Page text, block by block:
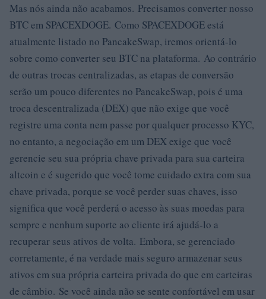
Mas nós ainda não acabamos. Precisamos converter nosso
BTC em SPACEXDOGE. Como SPACEXDOGE está
atualmente listado no PancakeSwap, iremos orientá-lo
sobre como converter seu BTC na plataforma. Ao contrário
de outras trocas centralizadas, as etapas de conversão
serão um pouco diferentes no PancakeSwap, pois é uma
troca descentralizada (DEX) que não exige que você
registre uma conta nem passe por qualquer processo KYC,
no entanto, a negociação em um DEX exige que você
gerencie seu sua própria chave privada para sua carteira
altcoin e é sugerido que você tome cuidado extra com sua
chave privada, porque se você perder suas chaves, isso
significa que você perderá o acesso às suas moedas para
sempre e nenhum suporte ao cliente irá ajudá-lo a
recuperar seus ativos de volta. Embora, se gerenciado
corretamente, é na verdade mais seguro armazenar seus
ativos em sua própria carteira privada do que em carteiras
de câmbio. Se você ainda não se sente confortável em usar